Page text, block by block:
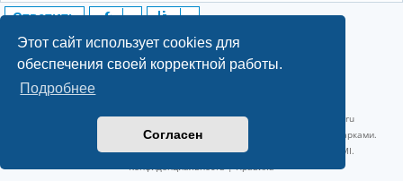
Этот сайт использует cookies для
обеспечения своей корректной работы.
Подробнее
Согласен
Ответить
7 сообщений • Страница
Linux 6.18.40-1-lts x86_64 GNU/Linux 2026-07-26 08:48:12 |
vps reg.ru
Название и логотип Arch Linux ™ являются признанными торговыми марками.
Linux ® — зарегистрированная торговая марка Linus Torvalds и LMI.
Конфиденциальность|Правила